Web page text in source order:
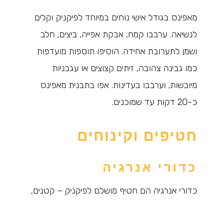
מאפינס בגודל אישי נוחים במיוחד לפיקניק וקלים
לנשיאה. ערבבו קמח, אבקת אפייה, ביצים, חלב
ושמן לתערובת אחידה. הוסיפו תוספות מועדפות
כמו גבינה צהובה, זיתים קצוצים או עגבניות
מיובשות, וערבבו בעדינות. אפו בתבנית מאפינס
כ-20 דקות עד שמוכנים.
חטיפים וקינוחים
כדורי אנרגיה
כדורי אנרגיה הם חטיף מושלם לפיקניק – קטנים,